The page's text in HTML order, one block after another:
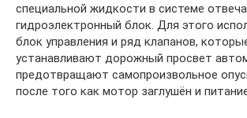
специальной жидкости в системе
гидроэлектронный блок. Для этого
блок управления и ряд клапанов,
устанавливают дорожный просвет
предотвращают самопроизвольное
после того как мотор заглушён и